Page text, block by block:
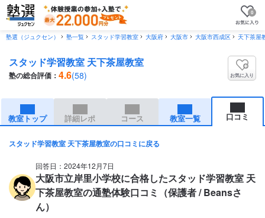
0
塾選（ジュクセン） 塾一覧 スタッド学習教室 大阪府 大阪市 大阪市西成区 天下茶屋
スタッド学習教室 天下茶屋教室
塾の総合評価： 4.6(58) お気に入り
教室トップ 詳細レポ コース 教室一覧 口コミ
スタッド学習教室 天下茶屋教室の口コミに戻る
回答日：2024年12月7日
大阪市立岸里小学校に合格したスタッド学習教室 天
下茶屋教室の通塾体験口コミ（保護者 / Beansさ
ん）